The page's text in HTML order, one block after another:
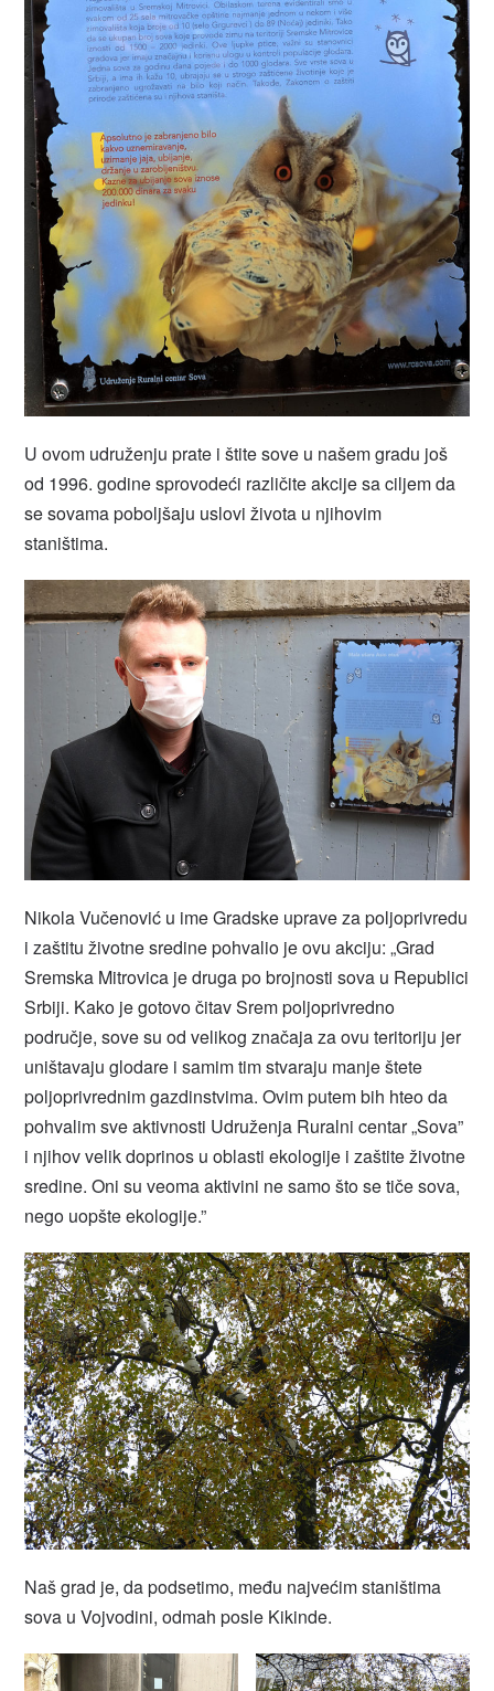
U ovom udruženju prate i štite sove u našem gradu još
od 1996. godine sprovodeći različite akcije sa ciljem da
se sovama poboljšaju uslovi života u njihovim
staništima.
Nikola Vučenović u ime Gradske uprave za poljoprivredu
i zaštitu životne sredine pohvalio je ovu akciju: „Grad
Sremska Mitrovica je druga po brojnosti sova u Republici
Srbiji. Kako je gotovo čitav Srem poljoprivredno
područje, sove su od velikog značaja za ovu teritoriju jer
uništavaju glodare i samim tim stvaraju manje štete
poljoprivrednim gazdinstvima. Ovim putem bih hteo da
pohvalim sve aktivnosti Udruženja Ruralni centar „Sova”
i njihov velik doprinos u oblasti ekologije i zaštite životne
sredine. Oni su veoma aktivini ne samo što se tiče sova,
nego uopšte ekologije.”
Naš grad je, da podsetimo, među najvećim staništima
sova u Vojvodini, odmah posle Kikinde.